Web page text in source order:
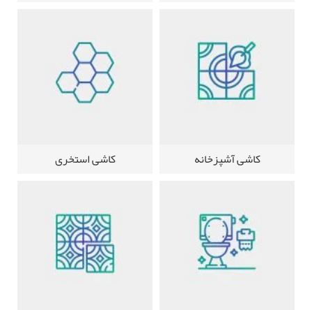
کاشی آشپزخانه کاشی استخری